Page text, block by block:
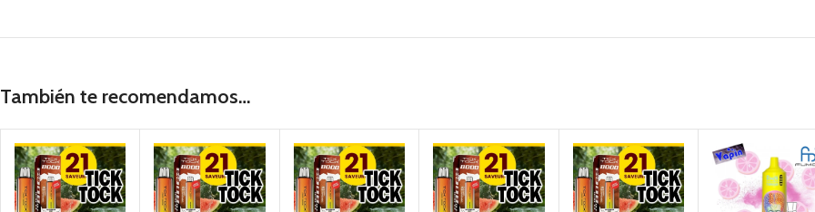
También te recomendamos…